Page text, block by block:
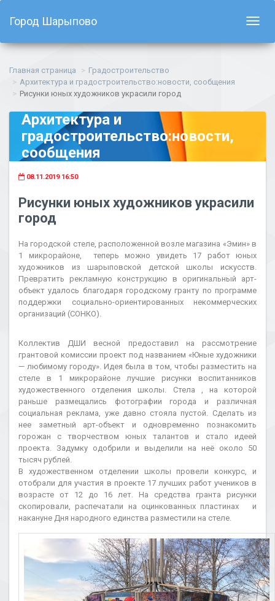
Город Шарыпово
Главная страница
Градостроительство
Архитектура и градостроительство:новости, сообщения
Рисунки юных художников украсили город
Архитектура и
градостроительство:новости,
сообщения
08.11.2019 16:50
Рисунки юных художников украсили
город
На городской стеле, расположенной возле магазина «Эмин» в
1 микрорайоне, теперь можно увидеть 17 работ юных
художников из шарыповской детской школы искусств.
Превратить рекламную конструкцию в оригинальный арт-
объект удалось благодаря городскому гранту по программе
поддержки социально-ориентированных некоммерческих
организаций (СОНКО).
Коллектив ДШИ весной предоставил на рассмотрение
грантовой комиссии проект под названием «Юные художники
— любимому городу». Идея была в том, чтобы разместить на
стеле в 1 микрорайоне лучшие рисунки воспитанников
художественного отделения школы. Стела , на которой
раньше размещались фотографии города и различная
социальная реклама, уже давно стояла пустой. Сделать из
нее заметный арт-объект и одновременно познакомить
горожан с творчеством юных талантов и стало идеей
проекта. Задумку одобрили и выделили на неё около 50
тысяч рублей.
В художественном отделении школы провели конкурс, и
отобрали для участия в проекте 17 лучших работ учеников в
возрасте от 12 до 16 лет. На средства гранта рисунки
скопировали, распечатали на оцинкованных пластинах и
накануне Дня народного единства разместили на стеле.